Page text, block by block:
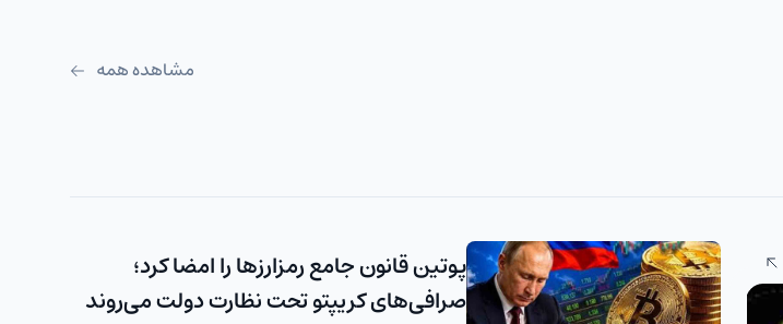
مشاهده همه
پوتین قانون جامع رمزارزها را امضا کرد؛
صرافی‌های کریپتو تحت نظارت دولت می‌روند